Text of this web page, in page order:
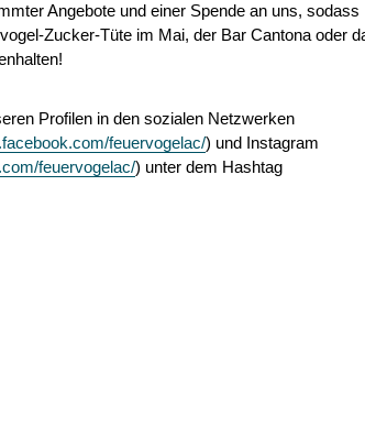
Angebote und einer Spende an uns, sodass
Zucker-Tüte im Mai, der Bar Cantona oder
Profilen in den sozialen Netzwerken
feuervogelac/) und Instagram
feuervogelac/) unter dem Hashtag